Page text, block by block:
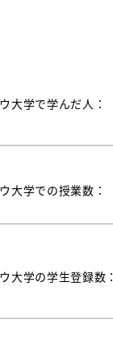
大学で学んだ人：
大学での授業数：
大学の学生登録数：